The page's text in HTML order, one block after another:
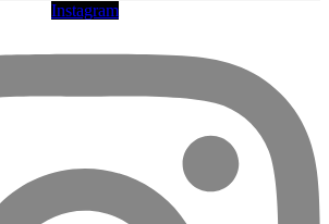
Instagram